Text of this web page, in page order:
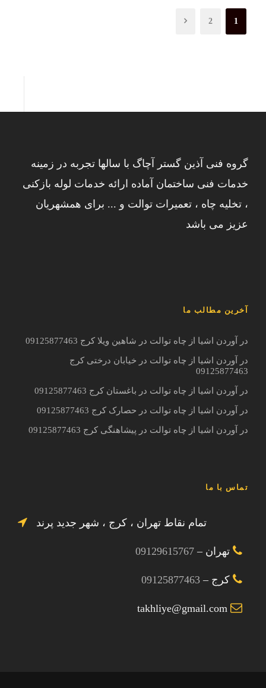
1
2
گروه فنی آذین گستر آچاگ با سالها تجربه در زمینه
خدمات فنی ساختمان آماده ارائه خدمات لوله بازکنی
، تخلیه چاه ، تعمیرات توالت و ... برای همشهریان
عزیز می باشد
آخرین مطالب ما
در آوردن اشیا از چاه توالت در شاهین ویلا کرج 09125877463
در آوردن اشیا از چاه توالت در خیابان درختی کرج
09125877463
در آوردن اشیا از چاه توالت در باغستان کرج 09125877463
در آوردن اشیا از چاه توالت در حصارک کرج 09125877463
در آوردن اشیا از چاه توالت در پیشاهنگی کرج 09125877463
تماس با ما
تمام نقاط تهران ، کرج ، شهر جدید پرند
تهران – 09129615767
کرج – 09125877463